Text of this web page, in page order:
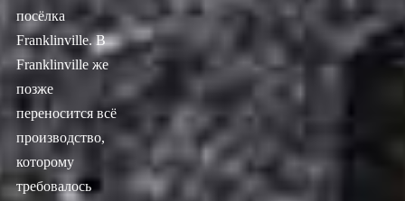
посёлка
Franklinville. В
Franklinville же
позже
переносится всё
производство,
которому
требовалось